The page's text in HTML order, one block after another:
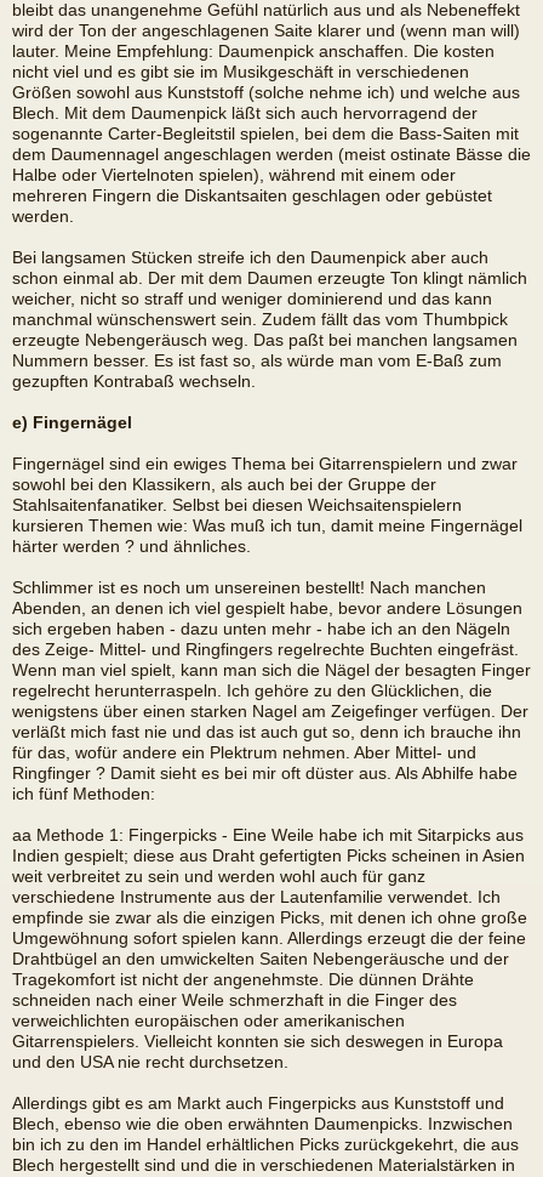
bleibt das unangenehme Gefühl natürlich aus und als Nebeneffekt
wird der Ton der angeschlagenen Saite klarer und (wenn man will)
lauter. Meine Empfehlung: Daumenpick anschaffen. Die kosten
nicht viel und es gibt sie im Musikgeschäft in verschiedenen
Größen sowohl aus Kunststoff (solche nehme ich) und welche aus
Blech. Mit dem Daumenpick läßt sich auch hervorragend der
sogenannte Carter-Begleitstil spielen, bei dem die Bass-Saiten mit
dem Daumennagel angeschlagen werden (meist ostinate Bässe die
Halbe oder Viertelnoten spielen), während mit einem oder
mehreren Fingern die Diskantsaiten geschlagen oder gebüstet
werden.
Bei langsamen Stücken streife ich den Daumenpick aber auch
schon einmal ab. Der mit dem Daumen erzeugte Ton klingt nämlich
weicher, nicht so straff und weniger dominierend und das kann
manchmal wünschenswert sein. Zudem fällt das vom Thumbpick
erzeugte Nebengeräusch weg. Das paßt bei manchen langsamen
Nummern besser. Es ist fast so, als würde man vom E-Baß zum
gezupften Kontrabaß wechseln.
e) Fingernägel
Fingernägel sind ein ewiges Thema bei Gitarrenspielern und zwar
sowohl bei den Klassikern, als auch bei der Gruppe der
Stahlsaitenfanatiker. Selbst bei diesen Weichsaitenspielern
kursieren Themen wie: Was muß ich tun, damit meine Fingernägel
härter werden ? und ähnliches.
Schlimmer ist es noch um unsereinen bestellt! Nach manchen
Abenden, an denen ich viel gespielt habe, bevor andere Lösungen
sich ergeben haben - dazu unten mehr - habe ich an den Nägeln
des Zeige- Mittel- und Ringfingers regelrechte Buchten eingefräst.
Wenn man viel spielt, kann man sich die Nägel der besagten Finger
regelrecht herunterraspeln. Ich gehöre zu den Glücklichen, die
wenigstens über einen starken Nagel am Zeigefinger verfügen. Der
verläßt mich fast nie und das ist auch gut so, denn ich brauche ihn
für das, wofür andere ein Plektrum nehmen. Aber Mittel- und
Ringfinger ? Damit sieht es bei mir oft düster aus. Als Abhilfe habe
ich fünf Methoden:
aa Methode 1: Fingerpicks - Eine Weile habe ich mit Sitarpicks aus
Indien gespielt; diese aus Draht gefertigten Picks scheinen in Asien
weit verbreitet zu sein und werden wohl auch für ganz
verschiedene Instrumente aus der Lautenfamilie verwendet. Ich
empfinde sie zwar als die einzigen Picks, mit denen ich ohne große
Umgewöhnung sofort spielen kann. Allerdings erzeugt die der feine
Drahtbügel an den umwickelten Saiten Nebengeräusche und der
Tragekomfort ist nicht der angenehmste. Die dünnen Drähte
schneiden nach einer Weile schmerzhaft in die Finger des
verweichlichten europäischen oder amerikanischen
Gitarrenspielers. Vielleicht konnten sie sich deswegen in Europa
und den USA nie recht durchsetzen.
Allerdings gibt es am Markt auch Fingerpicks aus Kunststoff und
Blech, ebenso wie die oben erwähnten Daumenpicks. Inzwischen
bin ich zu den im Handel erhältlichen Picks zurückgekehrt, die aus
Blech hergestellt sind und die in verschiedenen Materialstärken in